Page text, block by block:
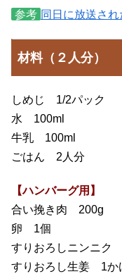
参考 同日に放送さ
材料（２人分）
しめじ 1/2パック
水 100ml
牛乳 100ml
ごはん 2人分
【ハンバーグ用】
合い挽き肉 200g
卵 1個
すりおろしニンニク
すりおろし生姜 1か